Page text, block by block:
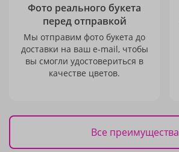
Фото реального букета
перед отправкой
Мы отправим фото букета до
доставки на ваш e-mail, чтобы
вы смогли удостовериться в
качестве цветов.
Все преимущества